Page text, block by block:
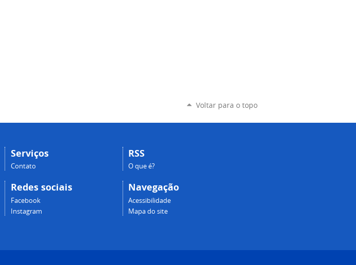
Voltar para o topo
Serviços
Contato
Redes sociais
Facebook
Instagram
RSS
O que é?
Navegação
Acessibilidade
Mapa do site